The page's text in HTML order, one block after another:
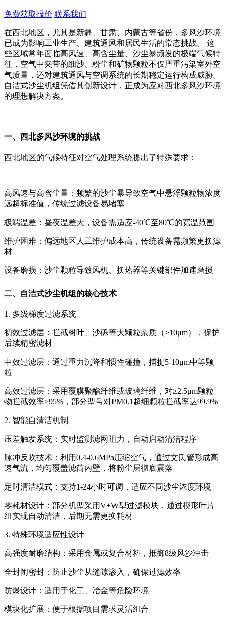
免费获取报价 联系我们
在西北地区，尤其是新疆、甘肃、内蒙古等省份，多风沙环境
已成为影响工业生产、建筑通风和居民生活的常态挑战。 这
些区域常年面临高风速、高含尘量、沙尘暴频发的极端气候特
征，空气中夹带的细沙、粉尘和矿物颗粒不仅严重污染室外空
气质量，还对建筑通风与空调系统的长期稳定运行构成威胁。
自洁式沙尘机组凭借其创新设计，正成为应对西北多风沙环境
的理想解决方案。
一、西北多风沙环境的挑战
西北地区的气候特征对空气处理系统提出了特殊要求：
高风速与高含尘量‌：频繁的沙尘暴导致空气中悬浮颗粒物浓度
远超标准值，传统过滤设备易堵塞
极端温差‌：昼夜温差大，设备需适应-40℃至80℃的宽温范围
维护困难‌：偏远地区人工维护成本高，传统设备需频繁更换滤
材
设备磨损‌：沙尘颗粒导致风机、换热器等关键部件加速磨损
二、自洁式沙尘机组的核心技术
1. 多级梯度过滤系统
初效过滤层‌：拦截树叶、沙砾等大颗粒杂质（>10μm），保护
后续精密滤材
中效过滤层‌：通过重力沉降和惯性碰撞，捕捉5-10μm中等颗
粒
高效过滤层‌：采用覆膜聚酯纤维或玻璃纤维，对≥2.5μm颗粒
物拦截效率≥95%，部分型号对PM0.1超细颗粒拦截率达99.9%
2. 智能自清洁机制
压差触发系统‌：实时监测滤网阻力，自动启动清洁程序
脉冲反吹技术‌：利用0.4-0.6MPa压缩空气，通过文氏管形成高
速气流，均匀覆盖滤筒内壁，将粉尘层彻底震落
定时清洁模式‌：支持1-24小时可调，适应不同沙尘浓度环境
零耗材设计‌：部分机型采用V+W型过滤模块，通过楔形叶片
组实现自动清洁，后期无需更换耗材
3. 特殊环境适应性设计
高强度耐磨结构‌：采用金属或复合材料，抵御8级风沙冲击
全封闭密封‌：防止沙尘从缝隙渗入，确保过滤效率
防爆设计‌：适用于化工、冶金等危险环境
模块化扩展‌：便于根据项目需求灵活组合